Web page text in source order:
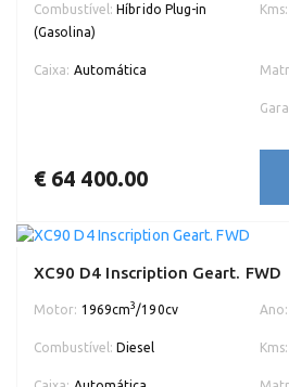
Combustível: Híbrido Plug-in
(Gasolina)
Kms:
Caixa: Automática
€ 64 400.00
XC90 D4 Inscription Geart. FWD
Motor: 1969cm3/190cv Ano:
Combustível: Diesel Kms: